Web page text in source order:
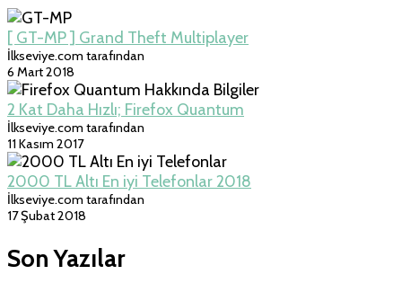
[ GT-MP ] Grand Theft Multiplayer
İlkseviye.com tarafından
6 Mart 2018
2 Kat Daha Hızlı; Firefox Quantum
İlkseviye.com tarafından
11 Kasım 2017
2000 TL Altı En iyi Telefonlar 2018
İlkseviye.com tarafından
17 Şubat 2018
Son Yazılar